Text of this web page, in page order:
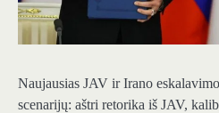
Naujausias JAV ir Irano
scenarijų: aštri retorika iš JAV,